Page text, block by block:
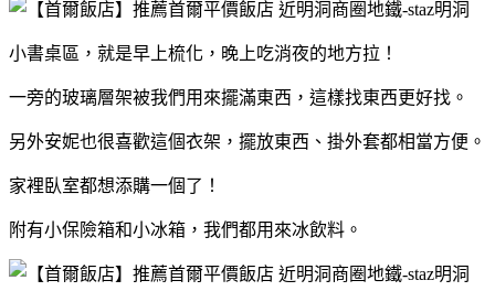
小書桌區，就是早上梳化，晚上吃消夜的地方拉！
一旁的玻璃層架被我們用來擺滿東西，這樣找東西更好找。
另外安妮也很喜歡這個衣架，擺放東西、掛外套都相當方便。
家裡臥室都想添購一個了！
附有小保險箱和小冰箱，我們都用來冰飲料。